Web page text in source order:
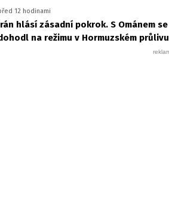
12 hodinami
hlásí zásadní pokrok. S Ománem se
na režimu v Hormuzském průlivu